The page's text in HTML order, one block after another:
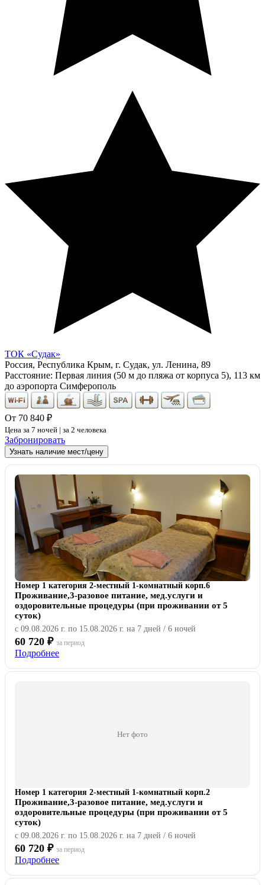
ТОК «Судак»
Россия, Республика Крым, г. Судак, ул. Ленина, 89
Расстояние: Первая линия (50 м до пляжа от корпуса 5), 113 км
до аэропорта Симферополь
От 70 840 ₽
Цена за 7 ночей | за 2 человека
Забронировать
Узнать наличие мест/цену
Номер 1 категория 2-местный 1-комнатный корп.6
Проживание,3-разовое питание, мед.услуги и
оздоровительные процедуры (при проживании от 5
суток)
с 09.08.2026 г. по 15.08.2026 г. на 7 дней / 6 ночей
60 720 ₽ за период
Подробнее
Нет фото
Номер 1 категория 2-местный 1-комнатный корп.2
Проживание,3-разовое питание, мед.услуги и
оздоровительные процедуры (при проживании от 5
суток)
с 09.08.2026 г. по 15.08.2026 г. на 7 дней / 6 ночей
60 720 ₽ за период
Подробнее